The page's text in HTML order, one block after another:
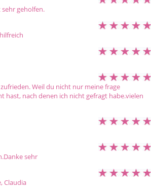
geholfen.
Weil du nicht nur meine frage
nach denen ich nicht gefragt habe.vielen
sehr
Claudia